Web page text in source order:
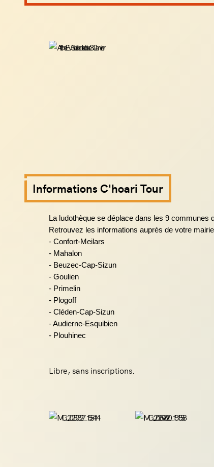
Informations C'hoari Tour
La ludothèque se déplace dans les 9 communes
Retrouvez les informations auprès de votre
- Confort-Meilars
- Mahalon
- Beuzec-Cap-Sizun
- Goulien
- Primelin
- Plogoff
- Cléden-Cap-Sizun
- Audierne-Esquibien
- Plouhinec
Libre, sans inscriptions.